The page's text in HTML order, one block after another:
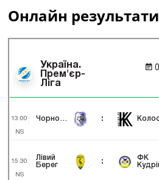
Онлайн результати